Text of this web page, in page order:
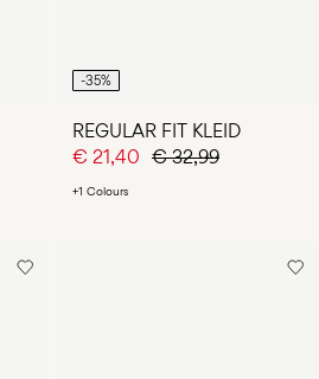
-35%
REGULAR FIT KLEID
€ 21,40 € 32,99
+1 Colours